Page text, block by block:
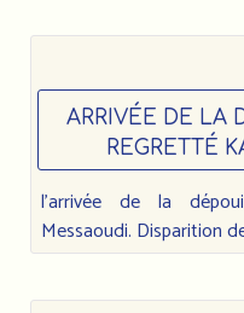
ARRIVÉE DE LA
REGRETTÉ
l’arrivée de la
Messaoudi. Disparition